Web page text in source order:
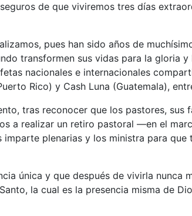
de que viviremos tres días
pues han sido años de
transformen sus vidas para la gloria y
nacionales e internacionales
Rico) y Cash Luna (Guatemala),
tras reconocer que los pastores, sus
a realizar un retiro pastoral —en el
plenarias y los ministra para que
única y que después de vivirla nunca
la cual es la presencia misma de